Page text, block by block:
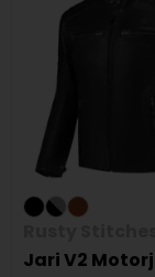
Jari V2